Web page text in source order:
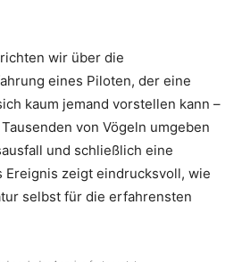
wir über die
eines Piloten, der eine
kaum jemand vorstellen kann –
von Vögeln umgeben
und schließlich eine
Ereignis zeigt eindrucksvoll, wie
selbst für die erfahrensten